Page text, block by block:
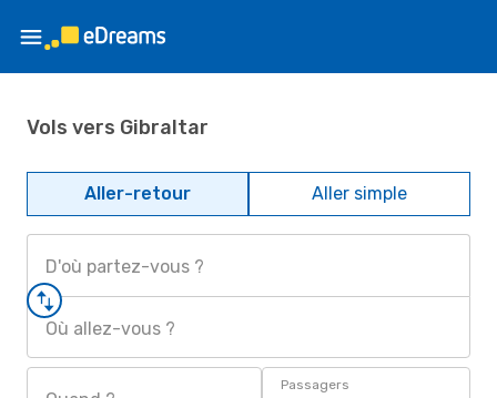
Vols vers Gibraltar
Aller-retour Aller simple
D'où partez-vous ?
Où allez-vous ?
Passagers